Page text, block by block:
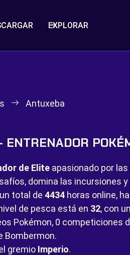
EXPLORAR
Antuxeba
de Eliteapasionado por las
domina las incursiones
total de 4434horas online,
de pesca está en 32, con
Pokémon, 0 competiciones
Bombermon.
gremio Imperio.